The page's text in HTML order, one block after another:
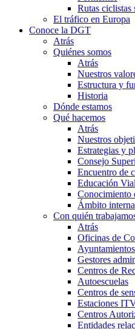
Rutas ciclistas
El tráfico en Europa
Conoce la DGT
Atrás
Quiénes somos
Atrás
Nuestros
Estructura y
Historia
Dónde estamos
Qué hacemos
Atrás
Nuestros
Estrategias y
Consejo
Encuentro de
Educación Vial
Conocimiento
Ámbito
Con quién
Atrás
Oficinas de
Gestores
Centros de
Autoescuelas
Centros de
Estaciones
Centros
Entidades